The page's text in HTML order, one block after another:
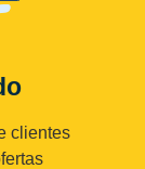
clientes